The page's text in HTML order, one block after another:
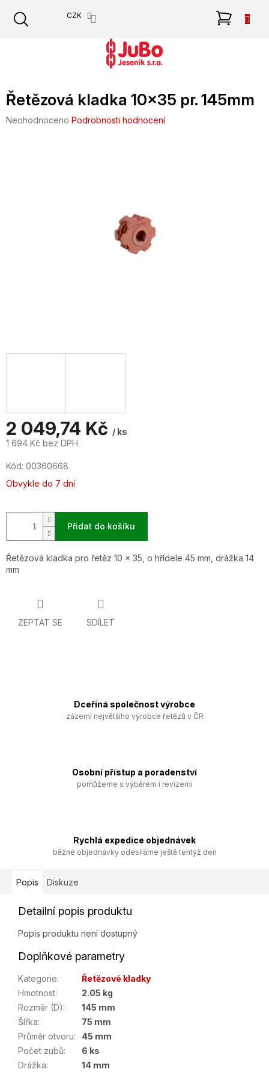
obsah
CZK
Řetězová kladka 10x35 pr. 145mm
Průměrné
Neohodnoceno Podrobnosti hodnocení
2 049,74 Kč / ks
1 694 Kč bez DPH
cena:
Kód: 00360668
Obvykle do 7 dní
Přidat do košíku
Řetězová kladka pro řetěz 10 x 35, o hřídele 45 mm, drážka 14
mm
ZEPTAT SE SDÍLET
Dceřiná společnost výrobce
zázemí největšího výrobce řetězů v ČR
Osobní přístup a poradenství
pomůžeme s výběrem i revizemi
Rychlá expedice objednávek
běžné objednávky odesíláme ještě tentýž den
Popis Diskuze
Detailní popis produktu
Popis produktu není dostupný
Doplňkové parametry
Kategorie:
Řetězové kladky
Hmotnost:
2.05 kg
Rozměr (D):
145 mm
Šířka:
75 mm
Průměr otvoru:
45 mm
Počet zubů:
6 ks
Drážka: 14 mm